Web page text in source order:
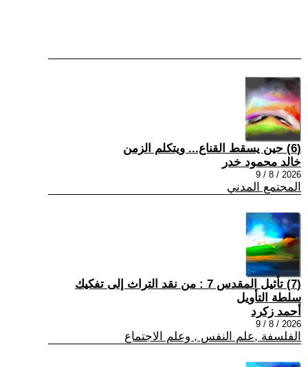
(6) حين يسقط القناع... ويتكلم الزمن
خالد محمود خدر
2026 / 8 / 9
المجتمع المدني
(7) تأثيل المقدس 7 : من نقد التراث إلى تفكيك
سلطة التأويل
أحمد زكرد
2026 / 8 / 9
الفلسفة ,علم النفس , وعلم الاجتماع